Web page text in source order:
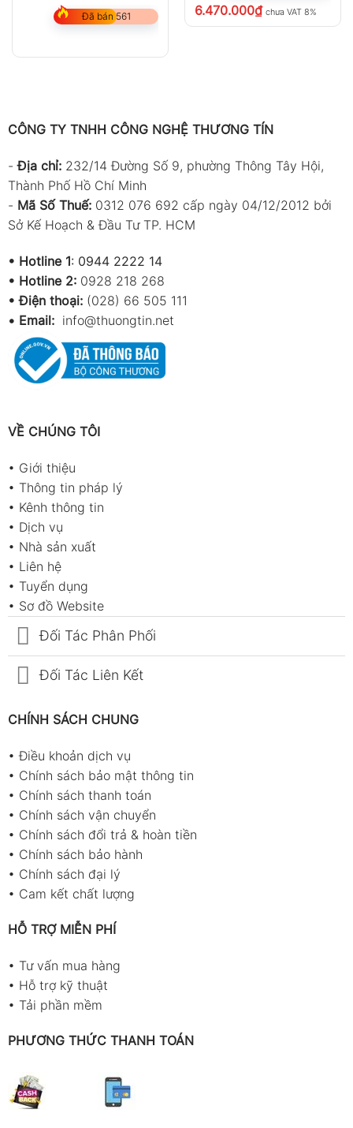
Đã bán 561 6.470.000₫ chưa VAT 8%
CÔNG TY TNHH CÔNG NGHỆ THƯƠNG TÍN
-Địa chỉ: 232/14 Đường Số 9, phường Thông Tây Hội,
Thành Phố Hồ Chí Minh
- Mã Số Thuế: 0312 076 692 cấp ngày 04/12/2012 bởi
Sở Kế Hoạch & Đầu Tư TP. HCM
• Hotline 1: 0944 2222 14
• Hotline 2: 0928 218 268
• Điện thoại: (028) 66 505 111
• Email: info@thuongtin.net
VỀ CHÚNG TÔI
• Giới thiệu
• Thông tin pháp lý
• Kênh thông tin
• Dịch vụ
• Nhà sản xuất
• Liên hệ
• Tuyển dụng
• Sơ đồ Website
Đối Tác Phân Phối
Đối Tác Liên Kết
CHÍNH SÁCH CHUNG
•Điều khoản dịch vụ
• Chính sách bảo mật thông tin
• Chính sách thanh toán
• Chính sách vận chuyển
• Chính sách đổi trả & hoàn tiền
• Chính sách bảo hành
• Chính sách đại lý
• Cam kết chất lượng
HỖ TRỢ MIỄN PHÍ
• Tư vấn mua hàng
• Hỗ trợ kỹ thuật
• Tải phần mềm
PHƯƠNG THỨC THANH TOÁN